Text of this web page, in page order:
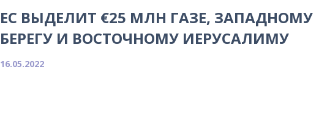
ЕС ВЫДЕЛИТ €25 МЛН ГАЗЕ, ЗАПАДНОМУ
БЕРЕГУ И ВОСТОЧНОМУ ИЕРУСАЛИМУ
16.05.2022